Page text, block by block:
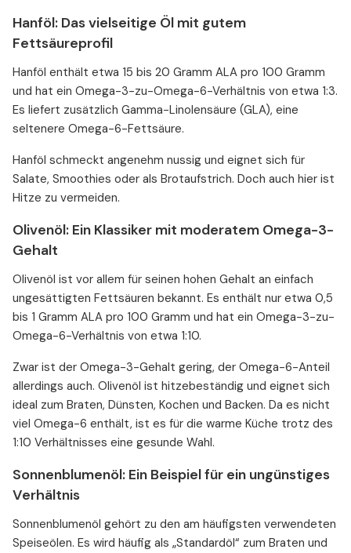
Hanföl: Das vielseitige Öl mit gutem
Fettsäureprofil
Hanföl enthält etwa 15 bis 20 Gramm ALA pro 100 Gramm
und hat ein Omega-3-zu-Omega-6-Verhältnis von etwa 1:3.
Es liefert zusätzlich Gamma-Linolensäure (GLA), eine
seltenere Omega-6-Fettsäure.
Hanföl schmeckt angenehm nussig und eignet sich für
Salate, Smoothies oder als Brotaufstrich. Doch auch hier ist
Hitze zu vermeiden.
Olivenöl: Ein Klassiker mit moderatem Omega-3-
Gehalt
Olivenöl ist vor allem für seinen hohen Gehalt an einfach
ungesättigten Fettsäuren bekannt. Es enthält nur etwa 0,5
bis 1 Gramm ALA pro 100 Gramm und hat ein Omega-3-zu-
Omega-6-Verhältnis von etwa 1:10.
Zwar ist der Omega-3-Gehalt gering, der Omega-6-Anteil
allerdings auch. Olivenöl ist hitzebeständig und eignet sich
ideal zum Braten, Dünsten, Kochen und Backen. Da es nicht
viel Omega-6 enthält, ist es für die warme Küche trotz des
1:10 Verhältnisses eine gesunde Wahl.
Sonnenblumenöl: Ein Beispiel für ein ungünstiges
Verhältnis
Sonnenblumenöl gehört zu den am häufigsten verwendeten
Speiseölen. Es wird häufig als „Standardöl“ zum Braten und